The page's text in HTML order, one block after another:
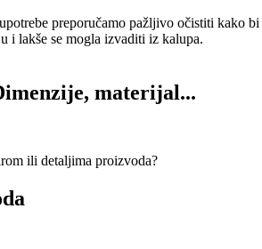
preporučamo pažljivo očistiti kako bi
i lakše se mogla izvaditi iz kalupa.
materijal...
ili detaljima proizvoda?